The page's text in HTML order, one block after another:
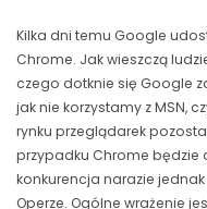
Kilka dni temu Google
Chrome. Jak wieszczą
czego dotknie się Google
jak nie korzystamy z MSN,
rynku przeglądarek
przypadku Chrome będzie
konkurencja narazie jednak
Operze. Ogólne wrażenie